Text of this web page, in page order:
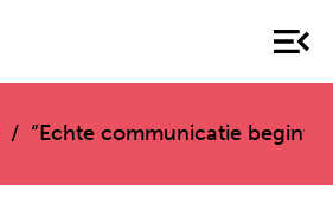
“Echte communicatie begint